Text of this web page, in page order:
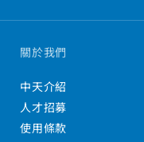
關於我們
中天介紹
人才招募
使用條款